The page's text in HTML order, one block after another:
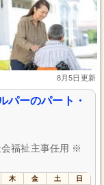
8月5日更新
パーのパート・
福祉主事任用 ※
木 金 土 日